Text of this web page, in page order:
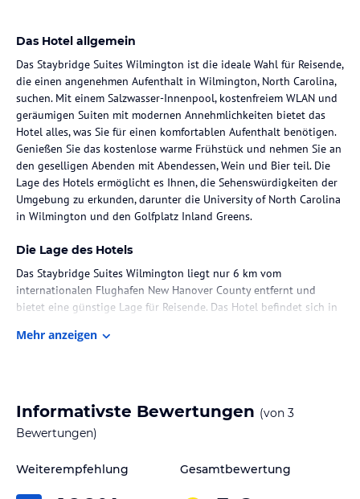
Das Hotel allgemein
Das Staybridge Suites Wilmington ist die ideale Wahl für Reisende,
die einen angenehmen Aufenthalt in Wilmington, North Carolina,
suchen. Mit einem Salzwasser-Innenpool, kostenfreiem WLAN und
geräumigen Suiten mit modernen Annehmlichkeiten bietet das
Hotel alles, was Sie für einen komfortablen Aufenthalt benötigen.
Genießen Sie das kostenlose warme Frühstück und nehmen Sie an
den geselligen Abenden mit Abendessen, Wein und Bier teil. Die
Lage des Hotels ermöglicht es Ihnen, die Sehenswürdigkeiten der
Umgebung zu erkunden, darunter die University of North Carolina
in Wilmington und den Golfplatz Inland Greens.
Die Lage des Hotels
Das Staybridge Suites Wilmington liegt nur 6 km vom
internationalen Flughafen New Hanover County entfernt und
bietet eine günstige Lage für Reisende. Das Hotel befindet sich in
Attraktionen. Die University of North Carolina in Wilmington ist
Zimmer / Unterbringung im Hotel
Die 93 Zimmer im Staybridge Suites Wilmington sind auf 5 Etagen
über eine Küchenzeile mit einem großen Kühlschrank, einen
Mehr anzeigen
Informativste Bewertungen (von 3
Bewertungen)
Weiterempfehlung Gesamtbewertung